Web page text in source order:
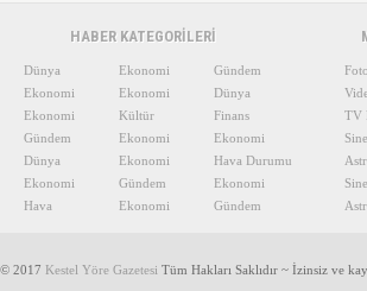
HABER KATEGORİLERİ
Dünya Ekonomi
Gündem
Ekonomi
Ekonomi
Dünya
Ekonomi
Kültür
Finans
Gündem
Ekonomi
Ekonomi
Dünya
Ekonomi
Hava Durumu
Ekonomi
Gündem
Ekonomi
Hava
Ekonomi Gündem
TV
© 2017 Kestel Yöre Gazetesi Tüm Hakları Saklıdır ~ İzinsiz ve